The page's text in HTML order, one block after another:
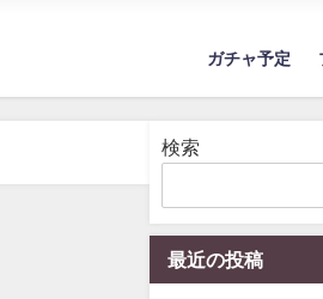
ガチャ予定
検索
最近の投稿